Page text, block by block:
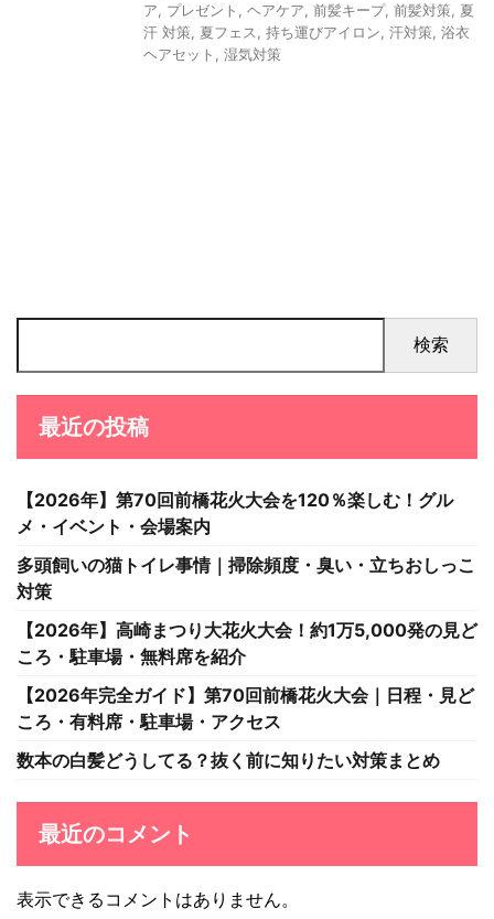
ア
プレゼント ヘアケア 前髪キープ, 前髪対策 夏
汗 対策 夏フェス 持ち運びアイロン 汗対策 浴衣
ヘアセット
湿気対策
検索
最近の投稿
【2026年】第70回前橋花火大会を120％楽しむ！グル
メ・イベント・会場案内
多頭飼いの猫トイレ事情｜掃除頻度・臭い・立ちおしっこ
対策
【2026年】高崎まつり大花火大会！約1万5,000発の見ど
ころ・駐車場・無料席を紹介
【2026年完全ガイド】第70回前橋花火大会｜日程・見ど
ころ・有料席・駐車場・アクセス
数本の白髪どうしてる？抜く前に知りたい対策まとめ
最近のコメント
表示できるコメントはありません。